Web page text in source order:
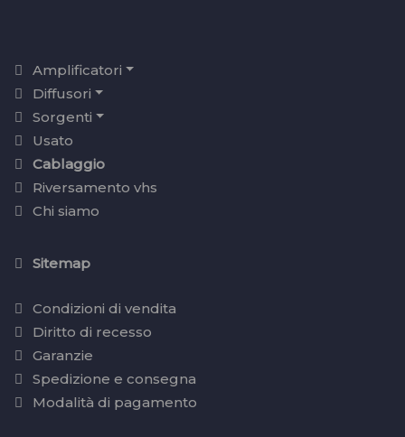
Amplificatori
Diffusori
Sorgenti
Usato
Cablaggio
Riversamento vhs
Chi siamo
Sitemap
Condizioni di vendita
Diritto di recesso
Garanzie
Spedizione e consegna
Modalità di pagamento